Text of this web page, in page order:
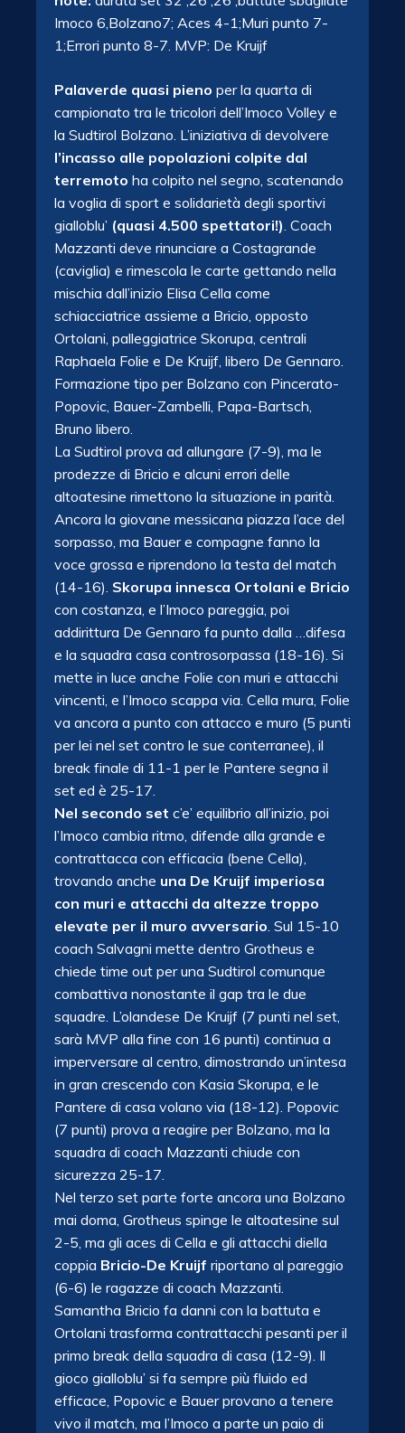
Imoco 6,Bolzano7; Aces 4-1;Muri punto 7-
1;Errori punto 8-7. MVP: De Kruijf
Palaverde quasi pieno per la quarta di
campionato tra le tricolori dell’Imoco Volley e
la Sudtirol Bolzano. L’iniziativa di devolvere
l’incasso alle popolazioni colpite dal
terremoto ha colpito nel segno, scatenando
la voglia di sport e solidarietà degli sportivi
gialloblu’ (quasi 4.500 spettatori!). Coach
Mazzanti deve rinunciare a Costagrande
(caviglia) e rimescola le carte gettando nella
mischia dall’inizio Elisa Cella come
schiacciatrice assieme a Bricio, opposto
Ortolani, palleggiatrice Skorupa, centrali
Raphaela Folie e De Kruijf, libero De Gennaro.
Formazione tipo per Bolzano con Pincerato-
Popovic, Bauer-Zambelli, Papa-Bartsch,
Bruno libero.
La Sudtirol prova ad allungare (7-9), ma le
prodezze di Bricio e alcuni errori delle
altoatesine rimettono la situazione in parità.
Ancora la giovane messicana piazza l’ace del
sorpasso, ma Bauer e compagne fanno la
voce grossa e riprendono la testa del match
(14-16). Skorupa innesca Ortolani e Bricio
con costanza, e l’Imoco pareggia, poi
addirittura De Gennaro fa punto dalla …difesa
e la squadra casa controsorpassa (18-16). Si
mette in luce anche Folie con muri e attacchi
vincenti, e l’Imoco scappa via. Cella mura, Folie
va ancora a punto con attacco e muro (5 punti
per lei nel set contro le sue conterranee), il
break finale di 11-1 per le Pantere segna il
set ed è 25-17.
Nel secondo set c’e’ equilibrio all’inizio, poi
l’Imoco cambia ritmo, difende alla grande e
contrattacca con efficacia (bene Cella),
trovando anche una De Kruijf imperiosa
con muri e attacchi da altezze troppo
elevate per il muro avversario. Sul 15-10
coach Salvagni mette dentro Grotheus e
chiede time out per una Sudtirol comunque
combattiva nonostante il gap tra le due
squadre. L’olandese De Kruijf (7 punti nel set,
sarà MVP alla fine con 16 punti) continua a
imperversare al centro, dimostrando un’intesa
in gran crescendo con Kasia Skorupa, e le
Pantere di casa volano via (18-12). Popovic
(7 punti) prova a reagire per Bolzano, ma la
squadra di coach Mazzanti chiude con
sicurezza 25-17.
Nel terzo set parte forte ancora una Bolzano
mai doma, Grotheus spinge le altoatesine sul
2-5, ma gli aces di Cella e gli attacchi diella
coppia Bricio-De Kruijf riportano al pareggio
(6-6) le ragazze di coach Mazzanti.
Samantha Bricio fa danni con la battuta e
Ortolani trasforma contrattacchi pesanti per il
primo break della squadra di casa (12-9). Il
gioco gialloblu’ si fa sempre più fluido ed
efficace, Popovic e Bauer provano a tenere
vivo il match, ma l’Imoco a parte un paio di